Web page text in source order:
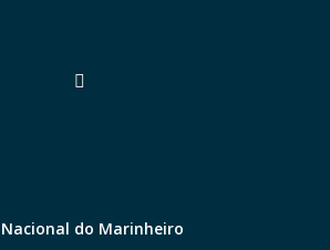
do Marinheiro